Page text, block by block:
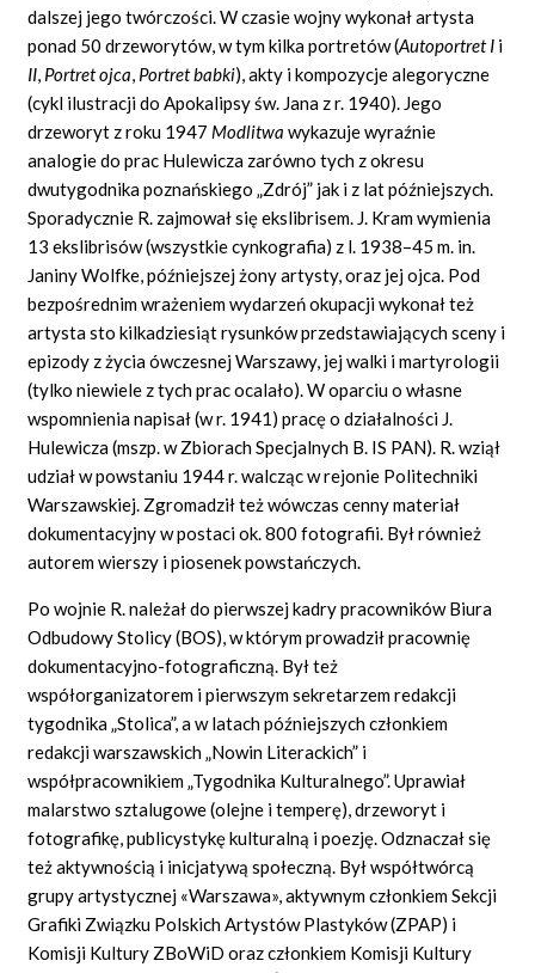
dalszej jego twórczości. W czasie wojny wykonał artysta
ponad 50 drzeworytów, w tym kilka portretów (Autoportret I i
II, Portret ojca, Portret babki),akty i kompozycje alegoryczne
(cykl ilustracji do Apokalipsy św. Jana z r. 1940). Jego
drzeworyt z roku 1947 Modlitwawykazuje wyraźnie
analogie do prac Hulewicza zarówno tych z okresu
dwutygodnika poznańskiego „Zdrój” jak i z lat późniejszych.
Sporadycznie R. zajmował się ekslibrisem. J. Kram wymienia
13 ekslibrisów (wszystkie cynkografia) z l. 1938–45 m. in.
Janiny Wolfke, późniejszej żony artysty, oraz jej ojca. Pod
bezpośrednim wrażeniem wydarzeń okupacji wykonał też
artysta sto kilkadziesiąt rysunków przedstawiających sceny i
epizody z życia ówczesnej Warszawy, jej walki i martyrologii
(tylko niewiele z tych prac ocalało). W oparciu o własne
wspomnienia napisał (w r. 1941) pracę o działalności J.
Hulewicza (mszp. w Zbiorach Specjalnych B. IS PAN). R. wziął
udział w powstaniu 1944 r. walcząc w rejonie Politechniki
Warszawskiej. Zgromadził też wówczas cenny materiał
dokumentacyjny w postaci ok. 800 fotografii. Był również
autorem wierszy i piosenek powstańczych.
Po wojnie R. należał do pierwszej kadry pracowników Biura
Odbudowy Stolicy (BOS), w którym prowadził pracownię
dokumentacyjno-fotograficzną. Był też
współorganizatorem i pierwszym sekretarzem redakcji
tygodnika „Stolica”, a w latach późniejszych członkiem
redakcji warszawskich „Nowin Literackich” i
współpracownikiem „Tygodnika Kulturalnego”. Uprawiał
malarstwo sztalugowe (olejne i temperę), drzeworyt i
fotografikę, publicystykę kulturalną i poezję. Odznaczał się
też aktywnością i inicjatywą społeczną. Był współtwórcą
grupy artystycznej «Warszawa», aktywnym członkiem Sekcji
Grafiki Związku Polskich Artystów Plastyków (ZPAP) i
Komisji Kultury ZBoWiD oraz członkiem Komisji Kultury